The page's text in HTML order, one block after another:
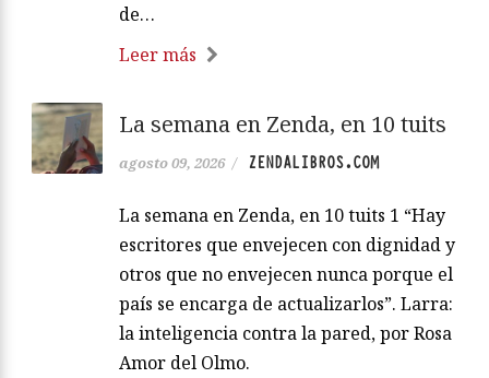
de…
Leer más
La semana en Zenda, en 10 tuits
agosto 09, 2026 / ZENDALIBROS.COM
La semana en Zenda, en 10 tuits 1 “Hay
escritores que envejecen con dignidad y
otros que no envejecen nunca porque el
país se encarga de actualizarlos”. Larra:
la inteligencia contra la pared, por Rosa
Amor del Olmo.